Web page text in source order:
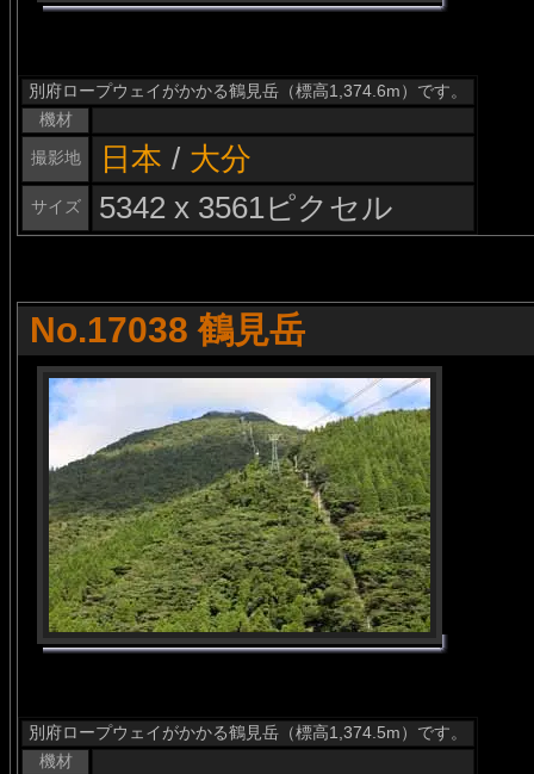
別府ロープウェイがかかる鶴見岳（標高1,374.6m）です。
機材
撮影地
日本 / 大分
サイズ 5342 x 3561ピクセル
No.17038 鶴見岳
別府ロープウェイがかかる鶴見岳（標高1,374.5m）です。
機材